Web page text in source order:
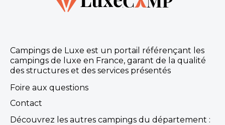
Campings de Luxe est un portail référençant les
campings de luxe en France, garant de la qualité
des structures et des services présentés
Foire aux questions
Contact
Découvrez les autres campings du département :